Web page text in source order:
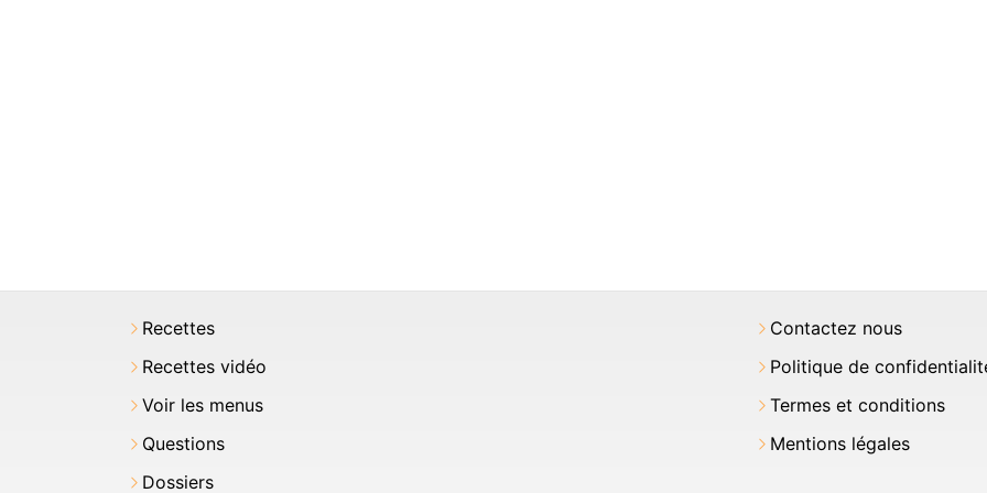
Recettes
Recettes vidéo
Voir les menus
Questions
Dossiers
Contactez nous
Politique de
Termes et conditions
Mentions légales